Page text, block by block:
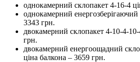
однокамерний склопакет 4-16-4
однокамерний
3343 грн.
двокамерний склопакет 4-10-4-
грн.
двокамерний енергоощадний
ціна балкона – 3659 грн.